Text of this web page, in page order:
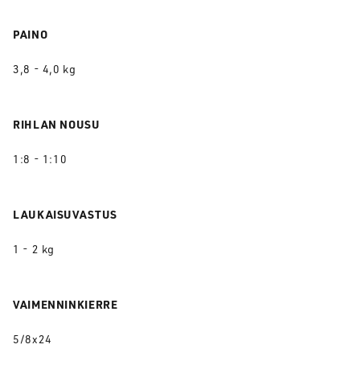
PAINO
3,8 - 4,0 kg
RIHLAN NOUSU
1:8 - 1:10
LAUKAISUVASTUS
1 - 2 kg
VAIMENNINKIERRE
5/8x24